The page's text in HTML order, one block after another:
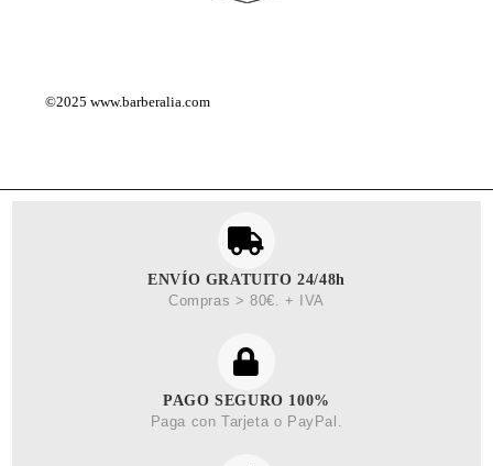
©2025www.barberalia.com
ENVÍO GRATUITO 24/48h
Compras > 80€. + IVA
PAGO SEGURO 100%
Paga con Tarjeta o PayPal.